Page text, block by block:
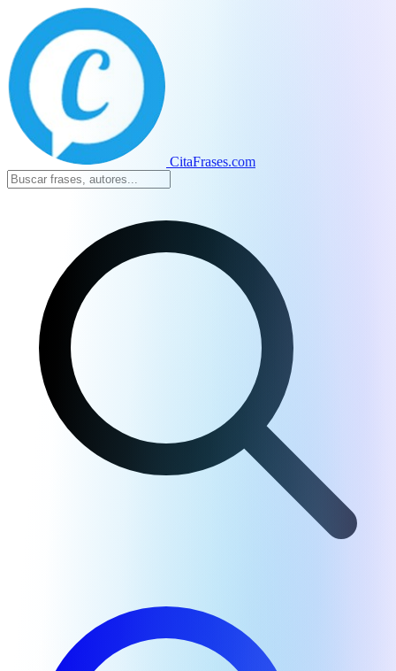
CitaFrases.com